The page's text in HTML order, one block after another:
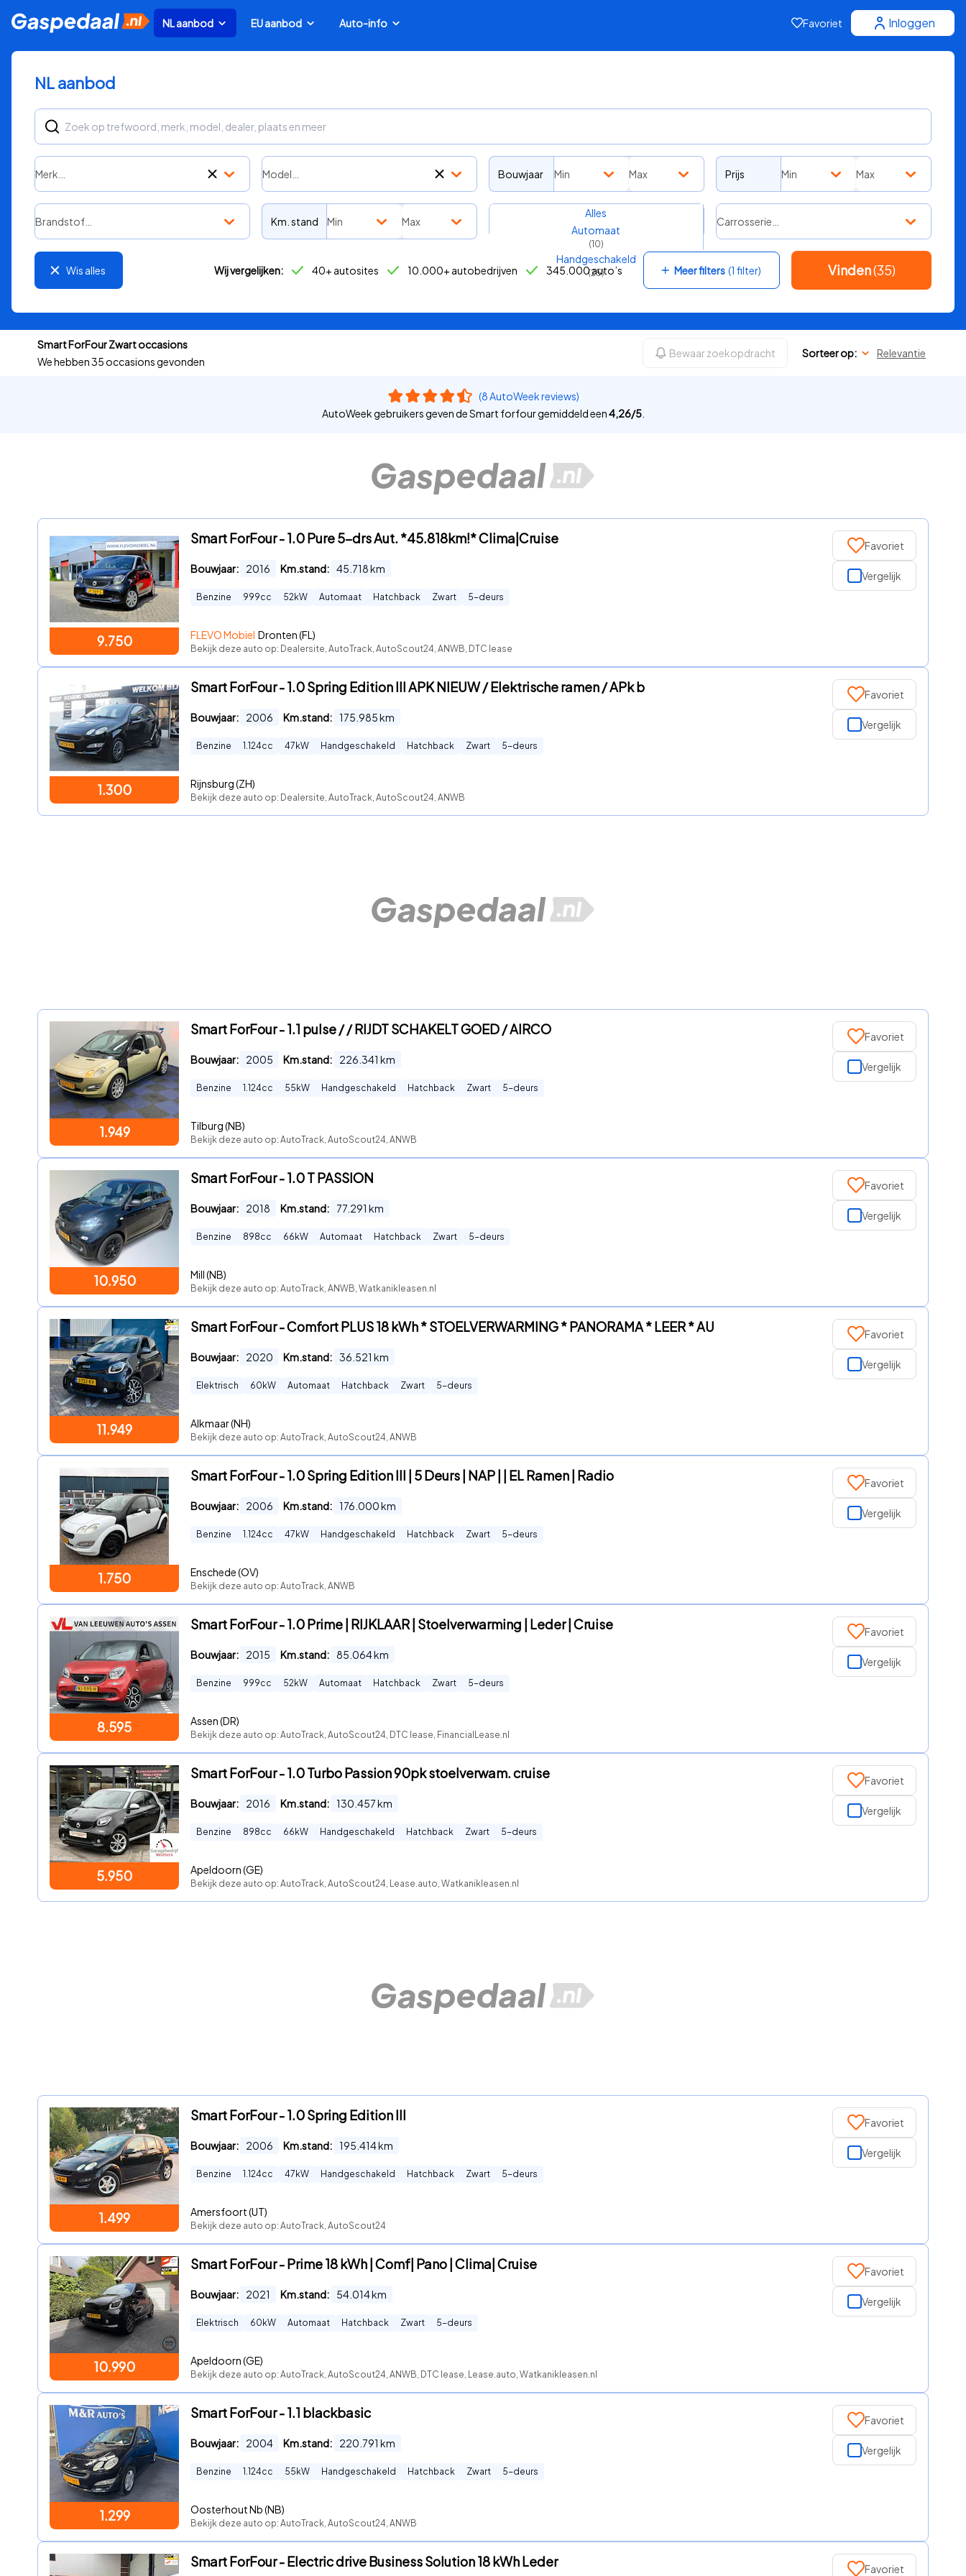
NL aanbod EU aanbod Auto-info Favoriet Inloggen
NL aanbod
Merk… Model… Bouwjaar Min Max Prijs Min Max
Brandstof… Km. stand Min Max
Transmissie
Alles
Automaat
(10)
Handgeschakeld
(25)
Carrosserie…
Meer filters (1 filter)
Wis alles Vinden(35)
Wij vergelijken: 40+ autosites 10.000+ autobedrijven 345.000 auto’s
Smart ForFour Zwart occasions
We hebben35 occasions gevonden
Bewaar zoekopdracht Sorteer op: Relevantie
(8 AutoWeek reviews)
AutoWeek gebruikers geven de Smart forfour gemiddeld een4,26/5.
9.750
Smart ForFour - 1.0 Pure 5-drs Aut. *45.818km!* Clima|Cruise
Bouwjaar: 2016 Km.stand: 45.718km
Benzine 999cc 52kW Automaat Hatchback Zwart 5-deurs
FLEVO Mobiel Dronten (FL)
Bekijk deze auto op: Dealersite, AutoTrack, AutoScout24, ANWB, DTC lease
Favoriet
Vergelijk
1.300
Smart ForFour - 1.0 Spring Edition III APK NIEUW / Elektrische ramen / APk b
Bouwjaar: 2006 Km.stand: 175.985km
Benzine 1.124cc 47 kW Handgeschakeld Hatchback Zwart 5-deurs
Rijnsburg (ZH)
Bekijk deze auto op: Dealersite, AutoTrack, AutoScout24, ANWB
Favoriet
Vergelijk
1.949
Smart ForFour - 1.1 pulse / / RIJDT SCHAKELT GOED / AIRCO
Bouwjaar: 2005 Km.stand: 226.341 km
Benzine 1.124cc 55 kW Handgeschakeld Hatchback Zwart 5-deurs
Tilburg (NB)
Bekijk deze auto op: AutoTrack, AutoScout24, ANWB
Favoriet
Vergelijk
10.950
Smart ForFour - 1.0 T PASSION
Bouwjaar: 2018 Km.stand: 77.291 km
Benzine 898cc 66 kW Automaat Hatchback Zwart 5-deurs
Mill (NB)
Bekijk deze auto op: AutoTrack, ANWB, Watkanikleasen.nl
Favoriet
Vergelijk
11.949
Smart ForFour - Comfort PLUS 18 kWh * STOELVERWARMING * PANORAMA * LEER * AU
Bouwjaar: 2020 Km.stand: 36.521 km
Elektrisch 60 kW Automaat Hatchback Zwart 5-deurs
Alkmaar (NH)
Bekijk deze auto op: AutoTrack, AutoScout24, ANWB
Favoriet
Vergelijk
1.750
Smart ForFour - 1.0 Spring Edition III | 5 Deurs | NAP | | EL Ramen | Radio
Bouwjaar: 2006 Km.stand: 176.000km
Benzine 1.124cc 47 kW Handgeschakeld Hatchback Zwart 5-deurs
Enschede (OV)
Bekijk deze auto op: AutoTrack, ANWB
Favoriet
Vergelijk
8.595
Smart ForFour - 1.0 Prime | RIJKLAAR | Stoelverwarming | Leder | Cruise
Bouwjaar: 2015 Km.stand: 85.064km
Benzine 999cc 52kW Automaat Hatchback Zwart 5-deurs
Assen (DR)
Bekijk deze auto op: AutoTrack, AutoScout24, DTC lease, FinancialLease.nl
Favoriet
Vergelijk
5.950
Smart ForFour - 1.0 Turbo Passion 90pk stoelverwam. cruise
Bouwjaar: 2016 Km.stand: 130.457km
Benzine 898cc 66 kW Handgeschakeld Hatchback Zwart 5-deurs
Apeldoorn (GE)
Bekijk deze auto op: AutoTrack, AutoScout24, Lease.auto, Watkanikleasen.nl
Favoriet
Vergelijk
1.499
Smart ForFour - 1.0 Spring Edition III
Bouwjaar: 2006 Km.stand: 195.414km
Benzine 1.124cc 47 kW Handgeschakeld Hatchback Zwart 5-deurs
Amersfoort (UT)
Bekijk deze auto op: AutoTrack, AutoScout24
Favoriet
Vergelijk
10.990
Smart ForFour - Prime 18 kWh | Comf| Pano | Clima| Cruise
Bouwjaar: 2021 Km.stand: 54.014km
Elektrisch 60 kW Automaat Hatchback Zwart 5-deurs
Apeldoorn (GE)
Bekijk deze auto op: AutoTrack, AutoScout24, ANWB, DTC lease, Lease.auto, Watkanikleasen.nl
Favoriet
Vergelijk
1.299
Smart ForFour - 1.1 blackbasic
Bouwjaar: 2004 Km.stand: 220.791 km
Benzine 1.124cc 55 kW Handgeschakeld Hatchback Zwart 5-deurs
Oosterhout Nb (NB)
Bekijk deze auto op: AutoTrack, AutoScout24, ANWB
Favoriet
Vergelijk
Smart ForFour - Electric drive Business Solution 18 kWh Leder Favoriet